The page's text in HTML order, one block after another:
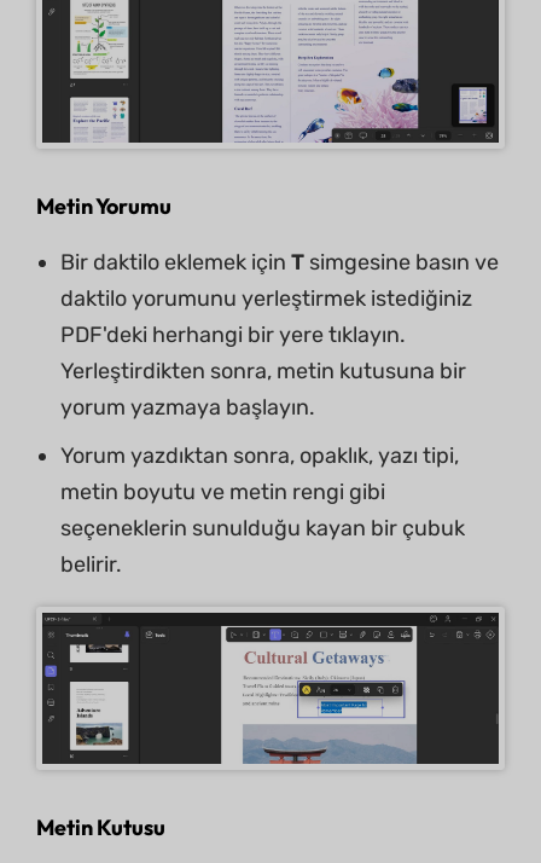
Metin Yorumu
Bir daktilo eklemek için T simgesine basın ve
daktilo yorumunu yerleştirmek istediğiniz
PDF'deki herhangi bir yere tıklayın.
Yerleştirdikten sonra, metin kutusuna bir
yorum yazmaya başlayın.
Yorum yazdıktan sonra, opaklık, yazı tipi,
metin boyutu ve metin rengi gibi
seçeneklerin sunulduğu kayan bir çubuk
belirir.
Metin Kutusu